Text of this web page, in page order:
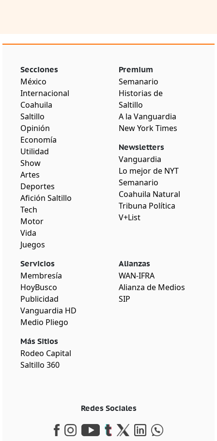
Secciones
México
Internacional
Coahuila
Saltillo
Opinión
Economía
Utilidad
Show
Artes
Deportes
Afición Saltillo
Tech
Motor
Vida
Juegos
Premium
Semanario
Historias de
Saltillo
A la Vanguardia
New York Times
Newsletters
Vanguardia
Lo mejor de NYT
Semanario
Coahuila Natural
Tribuna Política
V+List
Servicios
Membresía
HoyBusco
Publicidad
Vanguardia HD
Medio Pliego
Más Sitios
Rodeo Capital
Saltillo 360
Alianzas
WAN-IFRA
Alianza de Medios
SIP
Redes Sociales